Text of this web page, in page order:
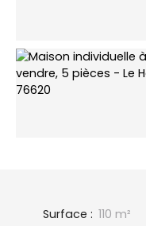
Surface : 110 m²